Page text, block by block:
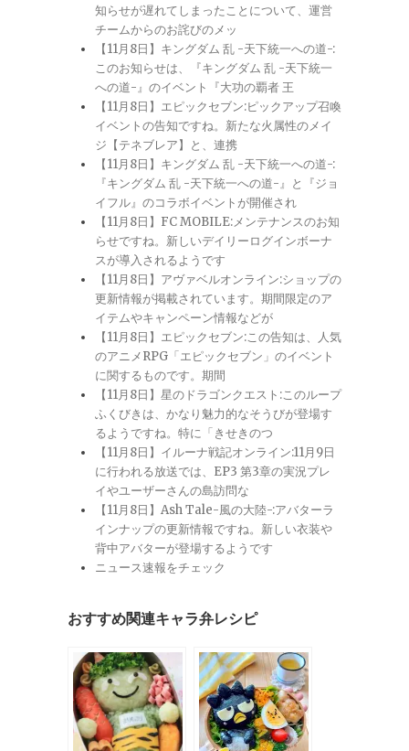
知らせが遅れてしまったことについて、運営
チームからのお詫びのメッ
【11月8日】キングダム 乱 -天下統一への道-:
このお知らせは、『キングダム 乱 -天下統一
への道-』のイベント『大功の覇者 王
【11月8日】エピックセブン:ピックアップ召喚
イベントの告知ですね。新たな火属性のメイ
ジ【テネブレア】と、連携
【11月8日】キングダム 乱 -天下統一への道-:
『キングダム 乱 -天下統一への道-』と『ジョ
イフル』のコラボイベントが開催され
【11月8日】FC MOBILE:メンテナンスのお知
らせですね。新しいデイリーログインボーナ
スが導入されるようです
【11月8日】アヴァベルオンライン:ショップの
更新情報が掲載されています。期間限定のア
イテムやキャンペーン情報などが
【11月8日】エピックセブン:この告知は、人気
のアニメRPG「エピックセブン」のイベント
に関するものです。期間
【11月8日】星のドラゴンクエスト:このループ
ふくびきは、かなり魅力的なそうびが登場す
るようですね。特に「きせきのつ
【11月8日】イルーナ戦記オンライン:11月9日
に行われる放送では、EP3 第3章の実況プレ
イやユーザーさんの島訪問な
【11月8日】Ash Tale-風の大陸-:アバターラ
インナップの更新情報ですね。新しい衣装や
背中アバターが登場するようです
ニュース速報をチェック
おすすめ関連キャラ弁レシピ